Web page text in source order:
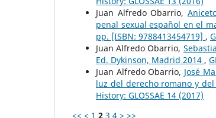
Juan Alfredo Obarrio,
penal sexual español en el
pp. [ISBN: 9788413454719] ,
Juan Alfredo Obarrio,
Ed. Dykinson, Madrid 2014 ,
Juan Alfredo Obarrio, José
luz del derecho romano y
History: GLOSSAE 14 (2017)
<< < 1 2 3 4 > >>